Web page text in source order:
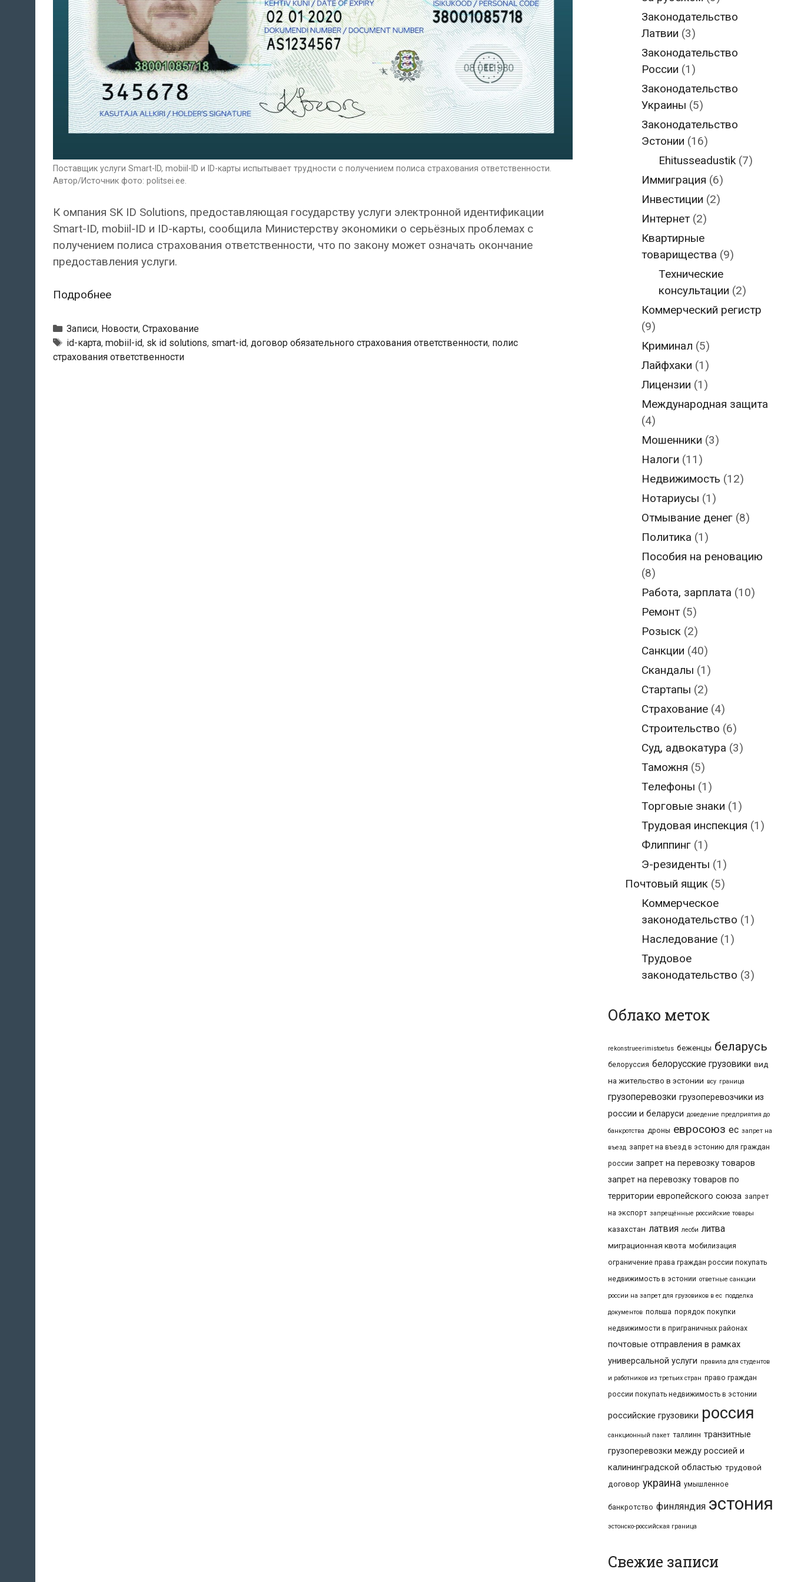
Поставщик услуги Smart-ID, mobiil-ID и ID-карты испытывает трудности с получением полиса страхования ответственности.
Автор/Источник фото: politsei.ee.
К омпания SK ID Solutions, предоставляющая государству услуги электронной идентификации
Smart-ID, mobiil-ID и ID-карты, сообщила Министерству экономики о серьёзных проблемах с
получением полиса страхования ответственности, что по закону может означать окончание
предоставления услуги.
ПодробнееПоставщик
Smart-
ID,
mobiil-
Рубрики
Записи, Новости, Страхование
Тэги
id-карта, mobiil-id, sk id solutions, smart-id, договор обязательного страхования ответственности, полис
страхования ответственности
Законодательство
Латвии (3)
Законодательство
России (1)
Законодательство
Украины (5)
Законодательство
Эстонии (16)
Ehitusseadustik(7)
Иммиграция (6)
Инвестиции (2)
Интернет (2)
Квартирные
товарищества (9)
Технические
консультации (2)
Коммерческий регистр
(9)
Криминал (5)
Лайфхаки (1)
Лицензии (1)
Международная защита
(4)
Мошенники (3)
Налоги (11)
Недвижимость (12)
Нотариусы (1)
Отмывание денег (8)
Политика (1)
Пособия на реновацию
(8)
Работа, зарплата (10)
Ремонт (5)
Розыск (2)
Санкции (40)
Скандалы (1)
Стартапы (2)
Страхование (4)
Строительство (6)
Суд, адвокатура (3)
Таможня (5)
Телефоны (1)
Торговые знаки (1)
Трудовая инспекция (1)
Флиппинг (1)
Э-резиденты (1)
Почтовый ящик(5)
Коммерческое
законодательство (1)
Наследование (1)
Трудовое
законодательство (3)
Облако меток
rekonstrueerimistoetus беженцы беларусь
белоруссия белорусские грузовики вид
на жительство в эстонии всу граница
грузоперевозки грузоперевозчики из
россии и беларуси доведение предприятия до
банкротства дроны евросоюз ес запрет на
въезд запрет на въезд в эстонию для граждан
россии запрет на перевозку товаров
запрет на перевозку товаров по
территории европейского союза запрет
на экспорт запрещённые российские товары
казахстан латвия лесби литва
миграционная квота мобилизация
ограничение права граждан россии покупать
недвижимость в эстонии ответные санкции
россии на запрет для грузовиков в ес подделка
документов польша порядок покупки
недвижимости в приграничных районах
почтовые отправления в рамках
универсальной услуги правила для студентов
и работников из третьих стран право граждан
россии покупать недвижимость в эстонии
российские грузовики россия
санкционный пакет таллинн транзитные
грузоперевозки между россией и
калининградской областью трудовой
договор украина умышленное
банкротство финляндия эстония
эстонско-российская граница
Свежие записи